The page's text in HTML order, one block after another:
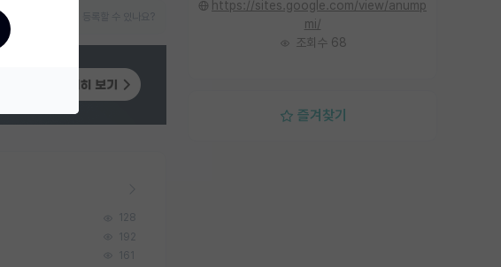
오픈랩 정보는 어떻게 등록할 수 있나요?
128
192
161
https://sites.google.com/view/anump
mi/
조회수 68
즐겨찾기